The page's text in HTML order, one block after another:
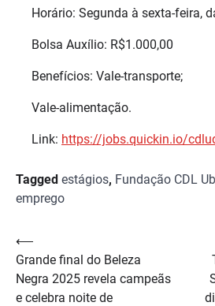
Horário: Segunda à sexta-feira,
Bolsa Auxílio: R$1.000,00
Benefícios: Vale-transporte;
Vale-alimentação.
Link: https://jobs.quickin.io/
Tagged estágios, Fundação CDL
emprego
Navegação
de
Post
⟵
Grande final do Beleza
Negra 2025 revela campeãs
e celebra noite de